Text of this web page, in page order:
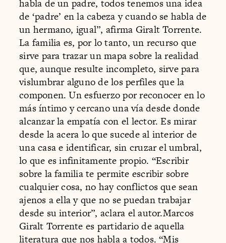
habla de un padre, todos tenemos una idea
de ‘padre’ en la cabeza y cuando se habla de
un hermano, igual”, afirma Giralt Torrente.
La familia es, por lo tanto, un recurso que
sirve para trazar un mapa sobre la realidad
que, aunque resulte incompleto, sirve para
vislumbrar alguno de los perfiles que la
componen. Un esfuerzo por reconocer en lo
más íntimo y cercano una vía desde donde
alcanzar la empatía con el lector. Es mirar
desde la acera lo que sucede al interior de
una casa e identificar, sin cruzar el umbral,
lo que es infinitamente propio. “Escribir
sobre la familia te permite escribir sobre
cualquier cosa, no hay conflictos que sean
ajenos a ella y que no se puedan trabajar
desde su interior”, aclara el autor.Marcos
Giralt Torrente es partidario de aquella
literatura que nos habla a todos. “Mis